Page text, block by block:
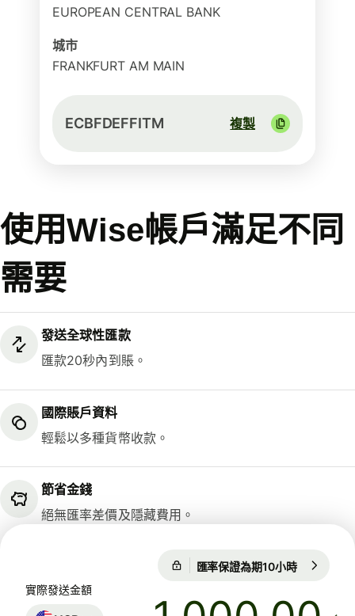
EUROPEAN CENTRAL BANK
城市
FRANKFURT AM MAIN
ECBFDEFFITM 複製
使用Wise帳戶滿足不同
需要
發送全球性匯款
匯款20秒內到賬。
國際賬戶資料
輕鬆以多種貨幣收款。
節省金錢
絕無匯率差價及隱藏費用。
匯率保證為期10小時
實際發送金額